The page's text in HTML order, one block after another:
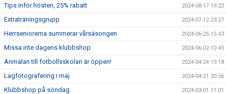
Tips inför hösten, 25% rabatt 2024-08-17 19:22
Extraträningsgrupp 2024-07-12 23:27
Herrseniorerna summerar vårsäsongen 2024-06-25 15:43
Missa inte dagens klubbshop 2024-06-02 10:45
Anmälan till fotbollsskolan är öppen! 2024-04-24 19:18
Lagfotografering i maj 2024-04-21 20:56
Klubbshop på söndag 2024-03-01 11:01